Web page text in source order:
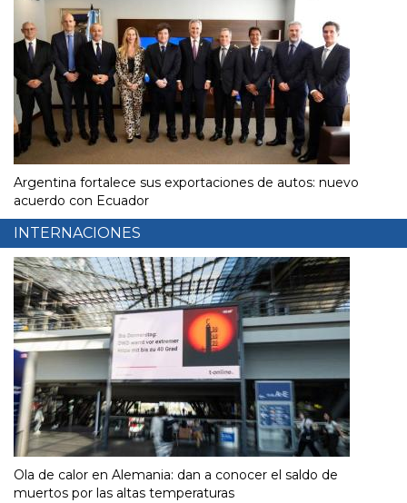
Argentina fortalece sus exportaciones de autos: nuevo
acuerdo con Ecuador
INTERNACIONES
Ola de calor en Alemania: dan a conocer el saldo de
muertos por las altas temperaturas